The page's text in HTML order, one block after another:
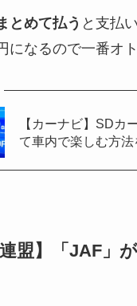
とめて払う と支払
になるので一番オト
【カーナビ】SDカ
て車内で楽しむ方法
連盟】「JAF」